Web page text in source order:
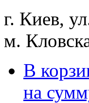
г. Киев,
м.
В
на